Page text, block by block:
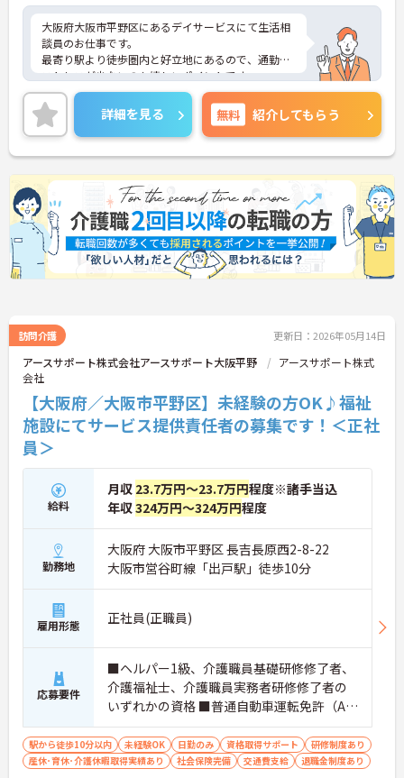
大阪府大阪市平野区にあるデイサービスにて生活相
談員のお仕事です。
最寄り駅より徒歩圏内と好立地にあるので、通勤の
ストレスが少ないのも嬉しいポイントです。
ご興味ある方には、面接対策ポイントなど、さらに
詳細をお話しいたしますのでお気軽にご相談くださ
い。
詳細を見る 無料 紹介してもらう
訪問介護 更新日：2026年05月14日
アースサポート株式会社アースサポート大阪平野
アースサポート株式
会社
【大阪府／大阪市平野区】未経験の方OK♪福祉
施設にてサービス提供責任者の募集です！＜正社
員＞
給料
月収 23.7万円～23.7万円程度※諸手当込
年収324万円～324万円程度
勤務地
大阪府 大阪市平野区 長吉長原西2-8-22
大阪市営谷町線「出戸駅」徒歩10分
雇用形態 正社員(正職員)
応募要件
■ヘルパー1級、介護職員基礎研修修了者、
介護福祉士、介護職員実務者研修修了者の
いずれかの資格 ■普通自動車運転免許（AT
限定可）あれば尚可 ■簡単なＰＣスキル
（ワード・エクセルなど） ■未経験の方OK
駅から徒歩10分以内 未経験OK 日勤のみ 資格取得サポート
研修制度あり
産休･育休･介護休暇取得実績あり
社会保険完備 交通費支給 退職金制度あり